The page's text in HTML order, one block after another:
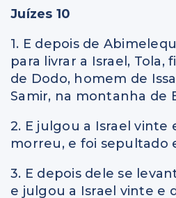
Juízes 10
1. E depois de
para livrar a Israel, Tola,
de Dodo, homem de
Samir, na montanha de
2. E julgou a Israel vinte
morreu, e foi sepultado
3. E depois dele se
e julgou a Israel vinte e